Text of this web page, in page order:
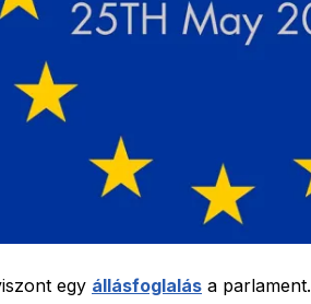
egy állásfoglalás a